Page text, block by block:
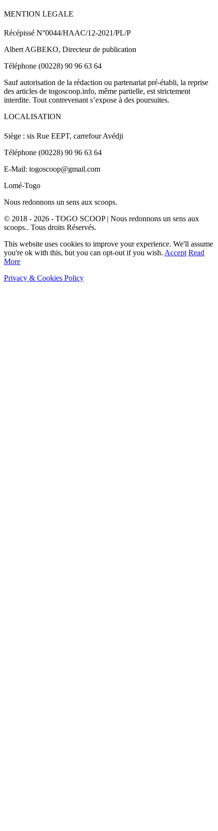
MENTION LEGALE
Récépissé N°0044/HAAC/12-2021/PL/P
Albert AGBEKO, Directeur de publication
Téléphone (00228) 90 96 63 64
Sauf autorisation de la rédaction ou partenariat pré-établi, la reprise
des articles de togoscoop.info, même partielle, est strictement
interdite. Tout contrevenant s’expose à des poursuites.
LOCALISATION
Siège : sis Rue EEPT, carrefour Avédji
Téléphone (00228) 90 96 63 64
E-Mail: togoscoop@gmail.com
Lomé-Togo
Nous redonnons un sens aux scoops.
© 2018 - 2026 - TOGO SCOOP | Nous redonnons un sens aux
scoops.. Tous droits Réservés.
This website uses cookies to improve your experience. We'll assume
you're ok with this, but you can opt-out if you wish. Accept Read
More
Privacy & Cookies Policy